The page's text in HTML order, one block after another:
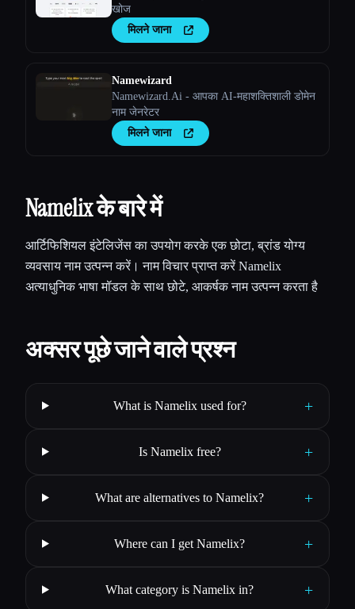
खोज
मिलने जाना
Namewizard
Namewizard.Ai - आपका AI-महाशक्तिशाली डोमेन
नाम जेनरेटर
मिलने जाना
Namelix के बारे में
आर्टिफिशियल इंटेलिजेंस का उपयोग करके एक छोटा, ब्रांड योग्य
व्यवसाय नाम उत्पन्न करें। नाम विचार प्राप्त करें Namelix
अत्याधुनिक भाषा मॉडल के साथ छोटे, आकर्षक नाम उत्पन्न करता है
अक्सर पूछे जाने वाले प्रश्न
What is Namelix used for? +
Is Namelix free? +
What are alternatives to Namelix? +
Where can I get Namelix? +
What category is Namelix in? +